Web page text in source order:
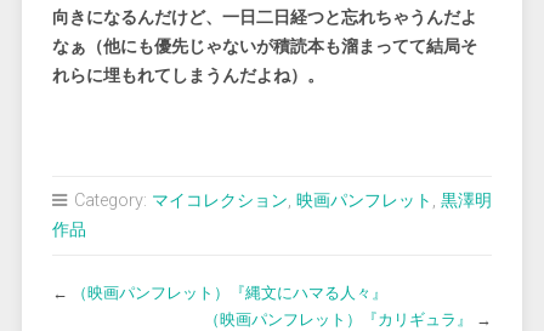
向きになるんだけど、一日二日経つと忘れちゃうんだよ
なぁ（他にも優先じゃないが積読本も溜まってて結局そ
れらに埋もれてしまうんだよね）。
Category: マイコレクション, 映画パンフレット , 黒澤明
作品
←
（映画パンフレット）『縄文にハマる人々』
（映画パンフレット）『カリギュラ』
→